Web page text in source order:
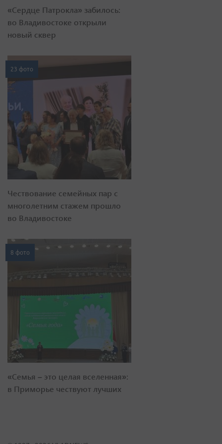
«Сердце Патрокла» забилось:
во Владивостоке открыли
новый сквер
23 фото
Чествование семейных пар с
многолетним стажем прошло
во Владивостоке
8 фото
«Семья – это целая вселенная»:
в Приморье чествуют лучших